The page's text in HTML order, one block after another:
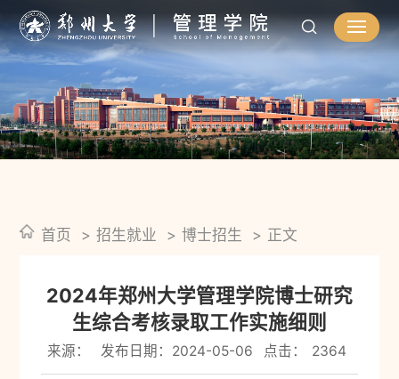
首页 招生就业 博士招生 正文
2024年郑州大学管理学院博士研究
生综合考核录取工作实施细则
来源： 发布日期：2024-05-06 点击： 2364